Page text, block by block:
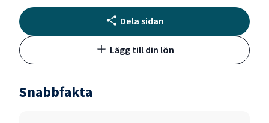
Dela sidan
Lägg till din lön
Snabbfakta